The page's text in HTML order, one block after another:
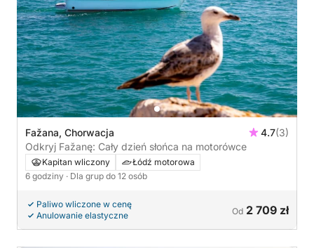
Fažana, Chorwacja 4.7(3)
Odkryj Fažanę: Cały dzień słońca na motorówce
Kapitan wliczony
Łódź motorowa
6 godziny · Dla grup do 12 osób
Paliwo wliczone w cenę
Anulowanie elastyczne
Od 2 709 zł